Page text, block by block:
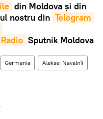
din Moldova și din
nostru din Telegram
Radio Sputnik Moldova
Germania Aleksei Navalnîi